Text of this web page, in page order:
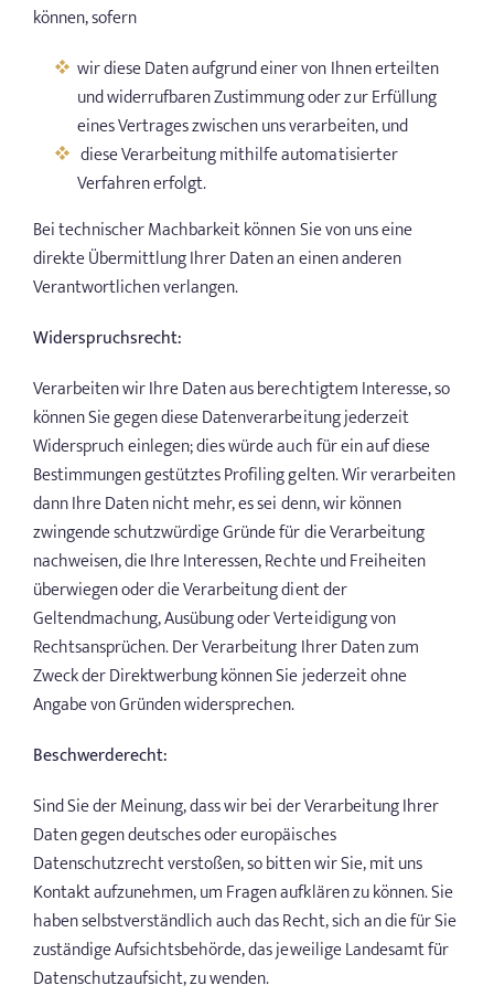
können, sofern
wir diese Daten aufgrund einer von Ihnen erteilten
und widerrufbaren Zustimmung oder zur Erfüllung
eines Vertrages zwischen uns verarbeiten, und
diese Verarbeitung mithilfe automatisierter
Verfahren erfolgt.
Bei technischer Machbarkeit können Sie von uns eine
direkte Übermittlung Ihrer Daten an einen anderen
Verantwortlichen verlangen.
Widerspruchsrecht:
Verarbeiten wir Ihre Daten aus berechtigtem Interesse, so
können Sie gegen diese Datenverarbeitung jederzeit
Widerspruch einlegen; dies würde auch für ein auf diese
Bestimmungen gestütztes Profiling gelten. Wir verarbeiten
dann Ihre Daten nicht mehr, es sei denn, wir können
zwingende schutzwürdige Gründe für die Verarbeitung
nachweisen, die Ihre Interessen, Rechte und Freiheiten
überwiegen oder die Verarbeitung dient der
Geltendmachung, Ausübung oder Verteidigung von
Rechtsansprüchen. Der Verarbeitung Ihrer Daten zum
Zweck der Direktwerbung können Sie jederzeit ohne
Angabe von Gründen widersprechen.
Beschwerderecht:
Sind Sie der Meinung, dass wir bei der Verarbeitung Ihrer
Daten gegen deutsches oder europäisches
Datenschutzrecht verstoßen, so bitten wir Sie, mit uns
Kontakt aufzunehmen, um Fragen aufklären zu können. Sie
haben selbstverständlich auch das Recht, sich an die für Sie
zuständige Aufsichtsbehörde, das jeweilige Landesamt für
Datenschutzaufsicht, zu wenden.